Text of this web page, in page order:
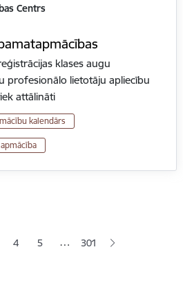
Centrs
klases augu
profesionālo lietotāju apliecību
attālināti
kalendārs
Lapa
4 Lapa
5 … 301